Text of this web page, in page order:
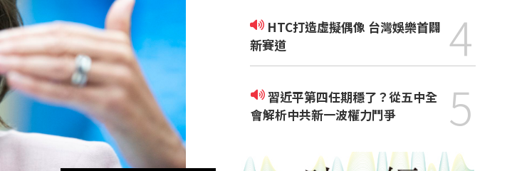
新賽道
4
習近平第四任期穩了？從五中全
會解析中共新一波權力鬥爭
5